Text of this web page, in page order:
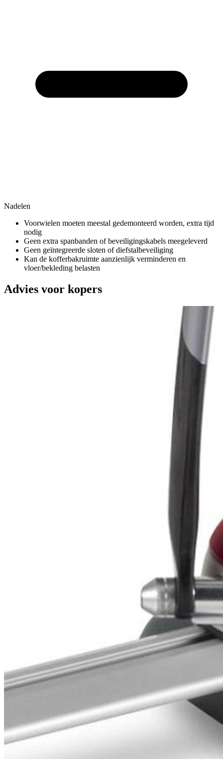
Nadelen
Voorwielen moeten meestal gedemonteerd worden, extra tijd
nodig
Geen extra spanbanden of beveiligingskabels meegeleverd
Geen geïntegreerde sloten of diefstalbeveiliging
Kan de kofferbakruimte aanzienlijk verminderen en
vloer/bekleding belasten
Advies voor kopers